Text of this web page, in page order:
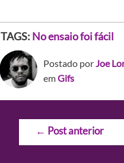
TAGS: No ensaio foi fácil
Postado porJoe
emGifs
Navegação
← Post anterior